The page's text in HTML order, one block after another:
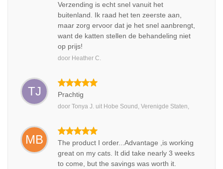
Verzending is echt snel vanuit het
buitenland. Ik raad het ten zeerste aan,
maar zorg ervoor dat je het snel aanbrengt,
want de katten stellen de behandeling niet
op prijs!
door Heather C.
TJ Prachtig
door Tonya J. uit Hobe Sound, Verenigde Staten,
MB
The product I order...Advantage ,is working
great on my cats. It did take nearly 3 weeks
to come, but the savings was worth it.